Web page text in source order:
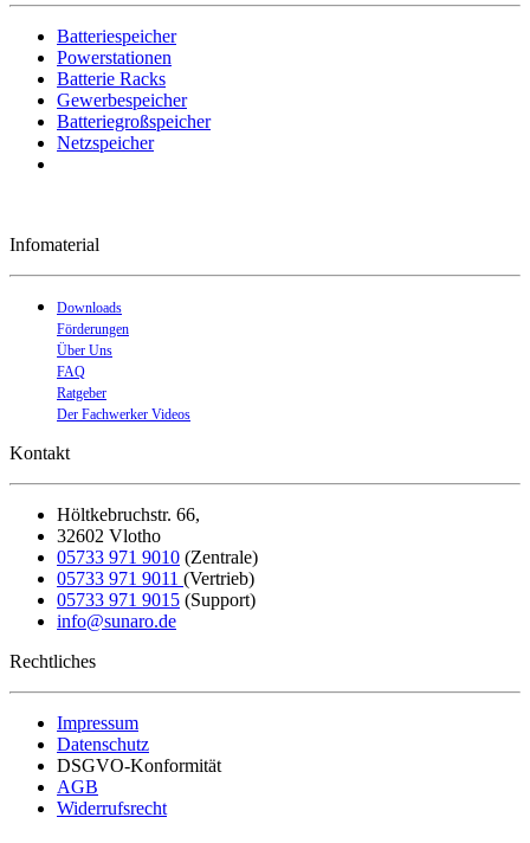
Batteriespeicher
Powerstationen
Batterie Racks
Gewerbespeicher
Batteriegroßspeicher
Netzspeicher
Infomaterial
Downloads
Förderungen
Über Uns
FAQ
Ratgeber
Der Fachwerker Videos
Kontakt
Höltkebruchstr. 66,
32602 Vlotho
05733 971 9010 (Zentrale)
05733 971 9011 (Vertrieb)
05733 971 9015 (Support)
info@sunaro.de
Rechtliches
Impressum
Datenschutz
DSGVO-Konformität
AGB
Widerrufsrecht